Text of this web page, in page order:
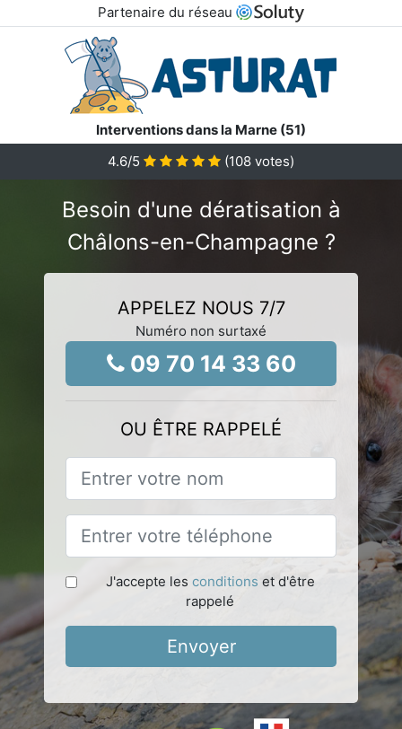
Partenaire du réseau
Interventions dans la Marne (51)
4.6/5 (108 votes)
Besoin d'une dératisation à
Châlons-en-Champagne ?
APPELEZ NOUS 7/7
Numéro non surtaxé
09 70 14 33 60
OU ÊTRE RAPPELÉ
J'accepte les conditions et d'être
rappelé
Envoyer